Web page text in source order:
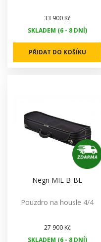
33 900 Kč
SKLADEM (6 - 8 DNÍ)
PŘIDAT DO KOŠÍKU
Negri MIL B-BL
Pouzdro na housle 4/4
27 900 Kč
SKLADEM (6 - 8 DNÍ)